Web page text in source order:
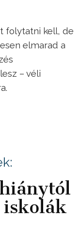
folytatni kell, de
elmarad a
– véli
iskolák